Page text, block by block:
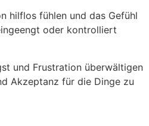
hilflos fühlen und das Gefühl
oder kontrolliert
und Frustration überwältigen
Akzeptanz für die Dinge zu